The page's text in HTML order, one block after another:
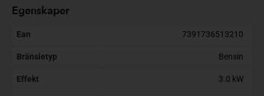
Egenskaper
Ean 7391736513210
Bränsletyp Bensin
Effekt 3.0 kW